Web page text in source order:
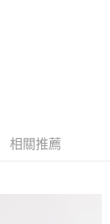
相關推薦